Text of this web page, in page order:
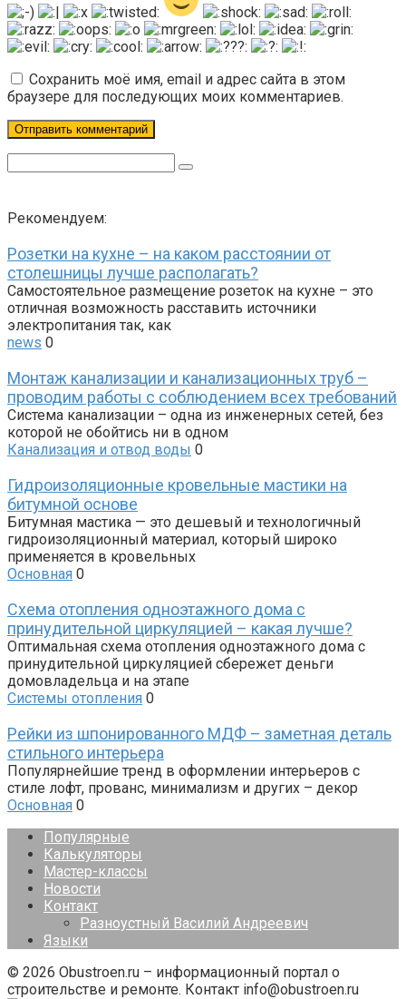
Сохранить моё имя, email и адрес сайта в этом
браузере для последующих моих комментариев.
Рекомендуем:
Розетки на кухне – на каком расстоянии от
столешницы лучше располагать?
Самостоятельное размещение розеток на кухне – это
отличная возможность расставить источники
электропитания так, как
news 0
Монтаж канализации и канализационных труб –
проводим работы с соблюдением всех требований
Система канализации – одна из инженерных сетей, без
которой не обойтись ни в одном
Канализация и отвод воды 0
Гидроизоляционные кровельные мастики на
битумной основе
Битумная мастика — это дешевый и технологичный
гидроизоляционный материал, который широко
применяется в кровельных
Основная 0
Схема отопления одноэтажного дома с
принудительной циркуляцией – какая лучше?
Оптимальная схема отопления одноэтажного дома с
принудительной циркуляцией сбережет деньги
домовладельца и на этапе
Системы отопления 0
Рейки из шпонированного МДФ – заметная деталь
стильного интерьера
Популярнейшие тренд в оформлении интерьеров с
стиле лофт, прованс, минимализм и других – декор
Основная 0
Популярные
Калькуляторы
Мастер-классы
Новости
Контакт
Разноустный Василий Андреевич
Языки
© 2026 Obustroen.ru – информационный портал о
строительстве и ремонте. Контакт info@obustroen.ru